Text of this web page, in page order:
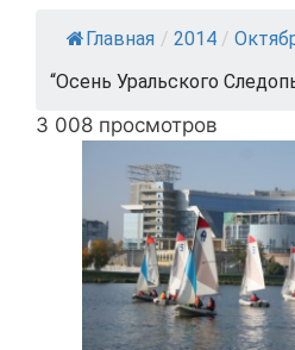
Главная / 2014 /
“Осень Уральского
3 008 просмотров